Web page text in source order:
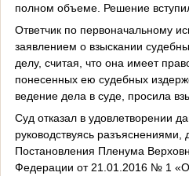
полном объеме. Решение
Ответчик по первоначальному
заявлением о взыскании
делу, считая, что она имеет
понесенных ею судебных
ведение дела в суде, просила
Суд отказал в удовлетворении
руководствуясь
Постановления Пленума
Федерации от 21.01.2016 № 1 «О